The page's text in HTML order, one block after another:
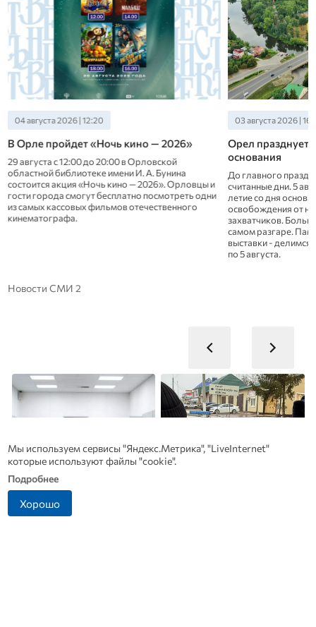
04 августа 2026 | 12:20
В Орле пройдет «Ночь кино — 2026»
29 августа с 12:00 до 20:00 в Орловской
областной библиотеке имени И. А. Бунина
состоится акция «Ночь кино — 2026». Орловцы и
гости города смогут бесплатно посмотреть одни
из самых кассовых фильмов отечественного
кинематографа.
03 августа 2026 |
Орел празднует
основания
До главного
считанные дни. 5
летие со дня
освобождения от
захватчиков.
самом разгаре.
выставки - делимся
по 5 августа.
Новости СМИ 2
Мы используем сервисы "Яндекс.Метрика", "LiveInternet"
которые используют файлы "cookie".
Подробнее
Хорошо